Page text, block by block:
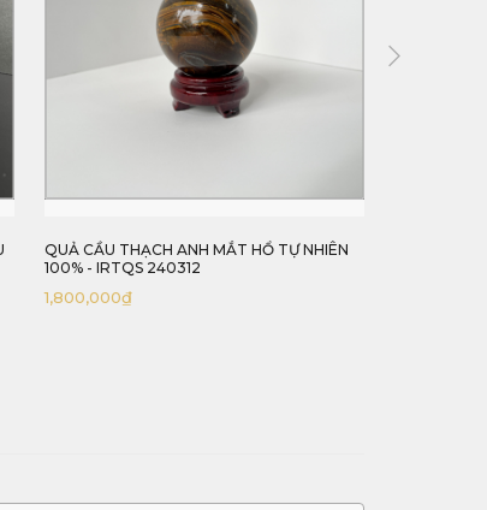
QUẢ CẦU THẠCH ANH VÀNG TRONG SIÊU
VIP TỰ NHIÊN 100% - IRYQS 240329
34,800,000